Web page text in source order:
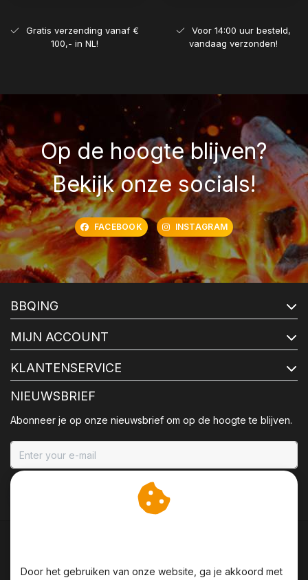
Gratis verzending vanaf €
100,- in NL!
Voor 14:00 uur besteld,
vandaag verzonden!
Op de hoogte blijven?
Bekijk onze socials!
FACEBOOK INSTAGRAM
BBQING
MIJN ACCOUNT
KLANTENSERVICE
NIEUWSBRIEF
Abonneer je op onze nieuwsbrief om op de hoogte te blijven.
Door het gebruiken van onze website, ga je akkoord met